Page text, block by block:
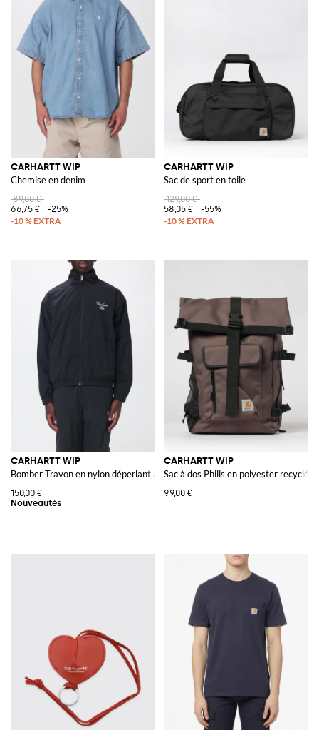
CARHARTT WIP
Chemise en denim
89,00 €
66,75 €
-25%
CARHARTT WIP
Sac de sport en toile
129,00 €
58,05 €
-55%
CARHARTT WIP
Bomber Travon en nylon déperlant avec logo brodé
150,00 €
CARHARTT WIP
Sac à dos Philis en polyester recyclé
99,00 €